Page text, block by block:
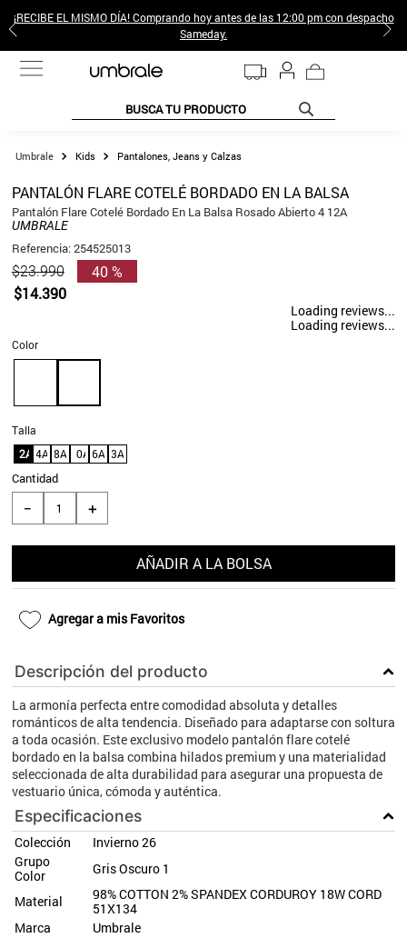
¡RECIBE EL MISMO DÍA! Comprando hoy antes de las 12:00 pm con despacho
Sameday.
BUSCA TU PRODUCTO
Kids Pantalones, Jeans y Calzas
PANTALÓN FLARE COTELÉ BORDADO EN LA BALSA
Pantalón Flare Cotelé Bordado En La Balsa Rosado Abierto 4 12A
UMBRALE
Referencia:254525013
$23.990
$14.390
40 %
Loading reviews...
Loading reviews...
Talla
12A 4A 8A 10A 6A 3A
Color
Cantidad
＋
－
AÑADIR A LA BOLSA
Agregar a mis Favoritos
Descripción del producto
La armonía perfecta entre comodidad absoluta y detalles
románticos de alta tendencia. Diseñado para adaptarse con soltura
a toda ocasión. Este exclusivo modelo pantalón flare cotelé
bordado en la balsa combina hilados premium y una materialidad
seleccionada de alta durabilidad para asegurar una propuesta de
vestuario única, cómoda y auténtica.
Especificaciones
Colección
Invierno 26
Grupo
Color
Gris Oscuro 1
Material
98% COTTON 2% SPANDEX CORDUROY 18W CORD
51X134
Marca
Umbrale
TÉRMINOS MÁS BUSCADOS
2.
gamulan
4.
botas
5.
cafe
10. blanco